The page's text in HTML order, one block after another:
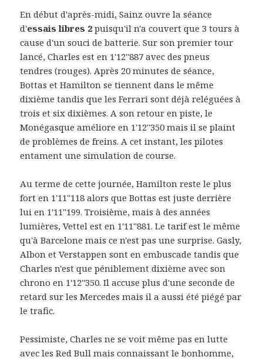
En début d'après-midi, Sainz ouvre la séance
d'essais libres 2 puisqu'il n'a couvert que 3 tours à
cause d'un souci de batterie. Sur son premier tour
lancé, Charles est en 1'12''887 avec des pneus
tendres (rouges). Après 20 minutes de séance,
Bottas et Hamilton se tiennent dans le même
dixième tandis que les Ferrari sont déjà reléguées à
trois et six dixièmes. A son retour en piste, le
Monégasque améliore en 1'12''350 mais il se plaint
de problèmes de freins. A cet instant, les pilotes
entament une simulation de course.
Au terme de cette journée, Hamilton reste le plus
fort en 1'11''118 alors que Bottas est juste derrière
lui en 1'11''199. Troisième, mais à des années
lumières, Vettel est en 1'11''881. Le tarif est le même
qu'à Barcelone mais ce n'est pas une surprise. Gasly,
Albon et Verstappen sont en embuscade tandis que
Charles n'est que péniblement dixième avec son
chrono en 1'12''350. Il accuse plus d'une seconde de
retard sur les Mercedes mais il a aussi été piégé par
le trafic.
Pessimiste, Charles ne se voit même pas en lutte
avec les Red Bull mais connaissant le bonhomme,